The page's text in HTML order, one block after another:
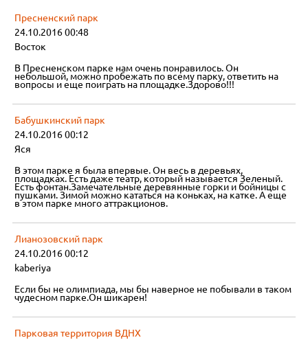
Пресненский парк
24.10.2016 00:48
Восток
В Пресненском парке нам очень понравилось. Он
небольшой, можно пробежать по всему парку, ответить на
вопросы и еще поиграть на площадке.Здорово!!!
Бабушкинский парк
24.10.2016 00:12
Яся
В этом парке я была впервые. Он весь в деревьях,
площадках. Есть даже театр, который называется Зеленый.
Есть фонтан.Замечательные деревянные горки и бойницы с
пушками. Зимой можно кататься на коньках, на катке. А еще
в этом парке много аттракционов.
Лианозовский парк
24.10.2016 00:12
kaberiya
Если бы не олимпиада, мы бы наверное не побывали в таком
чудесном парке.Он шикарен!
Парковая территория ВДНХ